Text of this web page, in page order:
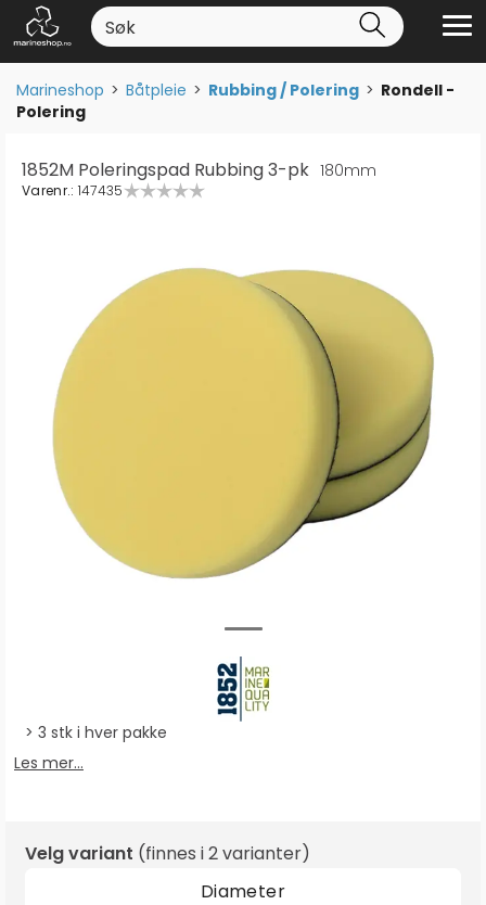
Marineshop>Båtpleie>Rubbing / Polering>Rondell -
Polering
1852M Poleringspad Rubbing 3-pk 180mm
Varenr.: 147435
3 stk i hver pakke
Les mer...
Velg variant (finnes i2 varianter)
Diameter